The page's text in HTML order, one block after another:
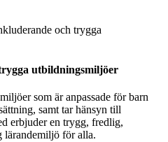
utbildningsmiljöer
som är anpassade för barn
samt tar hänsyn till
erbjuder en trygg, fredlig,
lärandemiljö för alla.